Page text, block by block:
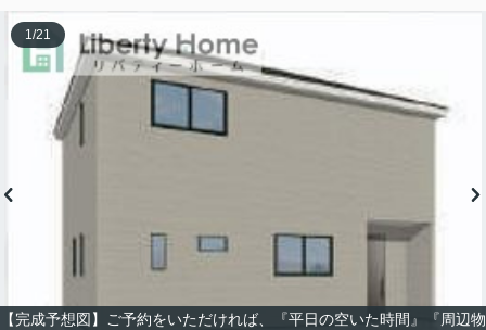
【完成予想図】ご予約をいただければ、『平日の空いた時間』『周辺物
1 /21